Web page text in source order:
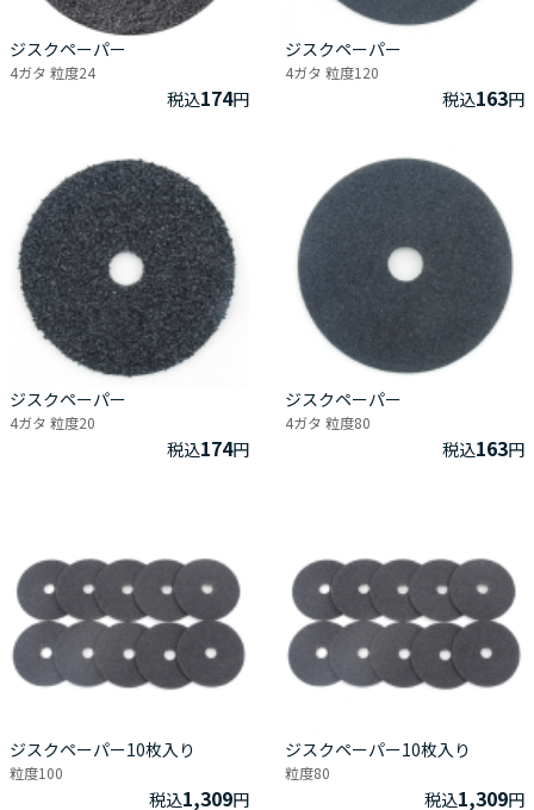
ジスクペーパー
4ガタ 粒度24
税込174円
ジスクペーパー
4ガタ 粒度120
税込163円
ジスクペーパー
4ガタ 粒度20
税込174円
ジスクペーパー
4ガタ 粒度80
税込163円
ジスクペーパー10枚入り
粒度100
税込1,309円
ジスクペーパー10枚入り
粒度80
税込1,309円